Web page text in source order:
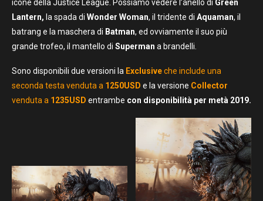
icone della Justice League. Possiamo vedere l’anello di Green
Lantern, la spada di Wonder Woman, il tridente di Aquaman, il
batrang e la maschera di Batman, ed ovviamente il suo più
grande trofeo, il mantello di Superman a brandelli.
Sono disponibili due versioni la Exclusiveche include una
seconda testa venduta a 1250USD e la versione Collector
venduta a 1235USD entrambe con disponibilità per metà 2019.